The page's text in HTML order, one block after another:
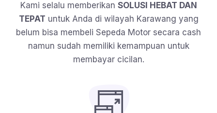
Kami selalu memberikan SOLUSI HEBAT DAN
TEPAT untuk Anda di wilayah Karawang yang
belum bisa membeli Sepeda Motor secara cash
namun sudah memiliki kemampuan untuk
membayar cicilan.